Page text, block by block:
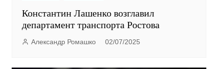
Константин Лашенко возглавил
департамент транспорта Ростова
Александр Ромашко 02/07/2025